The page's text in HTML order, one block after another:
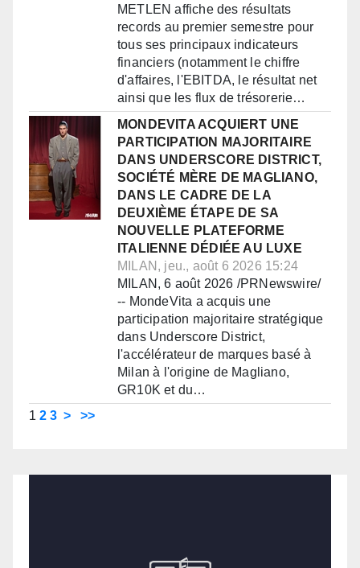
METLEN affiche des résultats
records au premier semestre pour
tous ses principaux indicateurs
financiers (notamment le chiffre
d'affaires, l'EBITDA, le résultat net
ainsi que les flux de trésorerie…
MONDEVITA ACQUIERT UNE
PARTICIPATION MAJORITAIRE
DANS UNDERSCORE DISTRICT,
SOCIÉTÉ MÈRE DE MAGLIANO,
DANS LE CADRE DE LA
DEUXIÈME ÉTAPE DE SA
NOUVELLE PLATEFORME
ITALIENNE DÉDIÉE AU LUXE
MILAN, jeu., août 6 2026 15:24
MILAN, 6 août 2026 /PRNewswire/
-- MondeVita a acquis une
participation majoritaire stratégique
dans Underscore District,
l'accélérateur de marques basé à
Milan à l'origine de Magliano,
GR10K et du…
1 2 3 > >>